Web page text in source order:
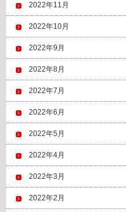
2022年11月
2022年10月
2022年9月
2022年8月
2022年7月
2022年6月
2022年5月
2022年4月
2022年3月
2022年2月